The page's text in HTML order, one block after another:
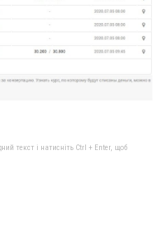
текст і натисніть Ctrl + Enter, щоб